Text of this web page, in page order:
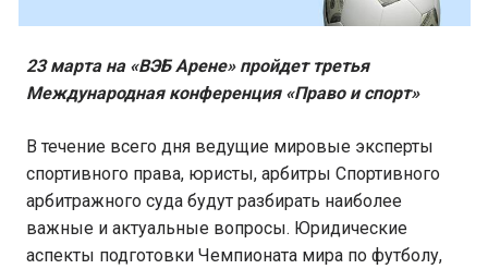
23 марта на «ВЭБ Арене» пройдет третья
Международная конференция «Право и спорт»
В течение всего дня ведущие мировые эксперты
спортивного права, юристы, арбитры Спортивного
арбитражного суда будут разбирать наиболее
важные и актуальные вопросы. Юридические
аспекты подготовки Чемпионата мира по футболу,